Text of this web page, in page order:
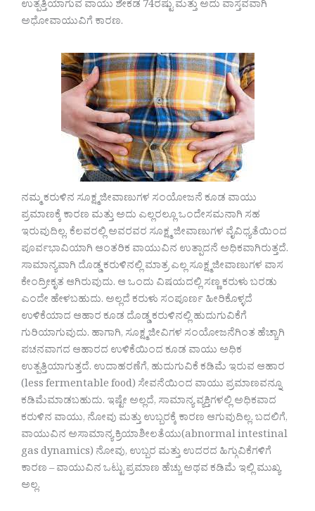
ಉತ್ಪತ್ತಿಯಾಗುವ ವಾಯು ಶೇಕಡ 74ರಷ್ಟು ಮತ್ತು ಅದು ವಾಸ್ತವವಾಗಿ
ಅಧೋವಾಯುವಿಗೆ ಕಾರಣ.
ನಮ್ಮ ಕರುಳಿನ ಸೂಕ್ಷ್ಮಜೀವಾಣುಗಳ ಸಂಯೋಜನೆ ಕೂಡ ವಾಯು
ಪ್ರಮಾಣಕ್ಕೆ ಕಾರಣ ಮತ್ತು ಅದು ಎಲ್ಲರಲ್ಲೂ ಒಂದೇಸಮನಾಗಿ ಸಹ
ಇರುವುದಿಲ್ಲ. ಕೆಲವರಲ್ಲಿ ಅವರವರ ಸೂಕ್ಷ್ಮ ಜೀವಾಣುಗಳ ವೈವಿಧ್ಯತೆಯಿಂದ
ಪೂರ್ವಭಾವಿಯಾಗಿ ಆಂತರಿಕ ವಾಯುವಿನ ಉತ್ಪಾದನೆ ಅಧಿಕವಾಗಿರುತ್ತದೆ.
ಸಾಮಾನ್ಯವಾಗಿ ದೊಡ್ಡ ಕರುಳಿನಲ್ಲಿ ಮಾತ್ರ ಎಲ್ಲ ಸೂಕ್ಷ್ಮಜೀವಾಣುಗಳ ವಾಸ
ಕೇಂದ್ರೀಕೃತ ಆಗಿರುವುದು. ಆ ಒಂದು ವಿಷಯದಲ್ಲಿ ಸಣ್ಣ ಕರುಳು ಬರಡು
ಎಂದೇ ಹೇಳಬಹುದು. ಅಲ್ಲದೆ ಕರುಳು ಸಂಪೂರ್ಣ ಹೀರಿಕೊಳ್ಳದೆ
ಉಳಿಕೆಯಾದ ಆಹಾರ ಕೂಡ ದೊಡ್ಡ ಕರುಳಿನಲ್ಲಿ ಹುದುಗುವಿಕೆಗೆ
ಗುರಿಯಾಗುವುದು. ಹಾಗಾಗಿ, ಸೂಕ್ಷ್ಮಜೀವಿಗಳ ಸಂಯೋಜನೆಗಿಂತ ಹೆಚ್ಚಾಗಿ
ಪಚನವಾಗದ ಆಹಾರದ ಉಳಿಕೆಯಿಂದ ಕೂಡ ವಾಯು ಅಧಿಕ
ಉತ್ಪತ್ತಿಯಾಗುತ್ತದೆ. ಉದಾಹರಣೆಗೆ, ಹುದುಗುವಿಕೆ ಕಡಿಮೆ ಇರುವ ಆಹಾರ
(less fermentable food) ಸೇವನೆಯಿಂದ ವಾಯು ಪ್ರಮಾಣವನ್ನೂ
ಕಡಿಮೆಮಾಡಬಹುದು. ಇಷ್ಟೇ ಅಲ್ಲದೆ, ಸಾಮಾನ್ಯ ವ್ಯಕ್ತಿಗಳಲ್ಲಿ ಅಧಿಕವಾದ
ಕರುಳಿನ ವಾಯು, ನೋವು ಮತ್ತು ಉಬ್ಬರಕ್ಕೆ ಕಾರಣ ಆಗುವುದಿಲ್ಲ. ಬದಲಿಗೆ,
ವಾಯುವಿನ ಅಸಾಮಾನ್ಯ ಕ್ರಿಯಾಶೀಲತೆಯು(abnormal intestinal
gas dynamics) ನೋವು, ಉಬ್ಬರ ಮತ್ತು ಉದರದ ಹಿಗ್ಗುವಿಕೆಗಳಿಗೆ
ಕಾರಣ – ವಾಯುವಿನ ಒಟ್ಟು ಪ್ರಮಾಣ ಹೆಚ್ಚು ಅಥವ ಕಡಿಮೆ ಇಲ್ಲಿ ಮುಖ್ಯ
ಅಲ್ಲ.